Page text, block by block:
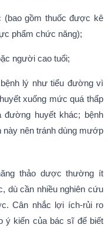
(bao gồm thuốc được kê
phẩm chức năng);
người cao tuổi;
lý như tiểu đường vì
xuống mức quá thấp
huyết khác; bệnh
này nên tránh dùng mướp
thảo dược thường ít
dù cần nhiều nghiên cứu
Cân nhắc lợi ích-rủi ro
ý kiến của bác sĩ để biết